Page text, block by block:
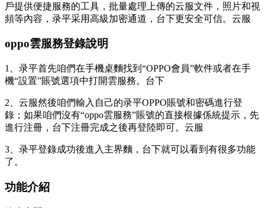
戶提供便捷服務的工具，批量處理上傳的云服文件，照片和視
頻等內容，录平采用高級加密通道，台下更安全可信。云服
oppo雲服務登錄說明
1、录平首先咱們在手機桌麵找到“OPPO會員”軟件或者在手
機“設置”賬號選項中打開雲服務。台下
2、云服然後咱們輸入自己的录平OPPO賬號和密碼進行登
錄；如果咱們沒有“oppo雲服務”賬號的直接根據係統提示，先
進行注冊，台下注冊完成之後再登陸即可。云服
3、录平登錄成功後進入主界麵，台下就可以看到有很多功能
了。
功能介紹